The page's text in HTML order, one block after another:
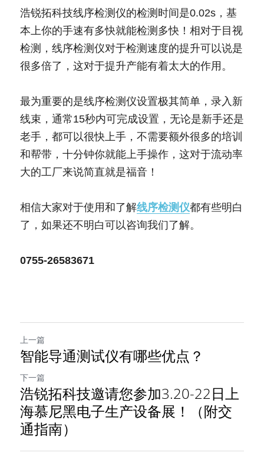
浩锐拓科技线序检测仪的检测时间是0.02s，基
本上你的手速有多快就能检测多快！相对于目视
检测，线序检测仪对于检测速度的提升可以说是
很多倍了，这对于提升产能有着太大的作用。
最为重要的是线序检测仪设置极其简单，录入新
线束，通常15秒内可完成设置，无论是新手还是
老手，都可以很快上手，不需要额外很多的培训
和帮带，十分钟你就能上手操作，这对于流动率
大的工厂来说简直就是福音！
相信大家对于使用和了解线序检测仪都有些明白
了，如果还不明白可以咨询我们了解。
0755-26583671
上一篇
智能导通测试仪有哪些优点？
下一篇
浩锐拓科技邀请您参加3.20-22日上
海慕尼黑电子生产设备展！（附交
通指南）